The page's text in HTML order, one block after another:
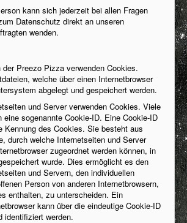
kann sich jederzeit bei allen Fragen
Datenschutz direkt an unseren
wenden.
Preezo Pizza verwenden Cookies.
welche über einen Internetbrowser
abgelegt und gespeichert werden.
und Server verwenden Cookies. Viele
eine sogenannte Cookie-ID. Eine Cookie-ID
Kennung des Cookies. Sie besteht aus
durch welche Internetseiten und Server
zugeordnet werden können, in
wurde. Dies ermöglicht es den
und Servern, den individuellen
Person von anderen Internetbrowsern,
enthalten, zu unterscheiden. Ein
kann über die eindeutige Cookie-ID
identifiziert werden.